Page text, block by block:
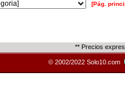
[Pág.
** Precios
© 2002/2022 Solo10.com